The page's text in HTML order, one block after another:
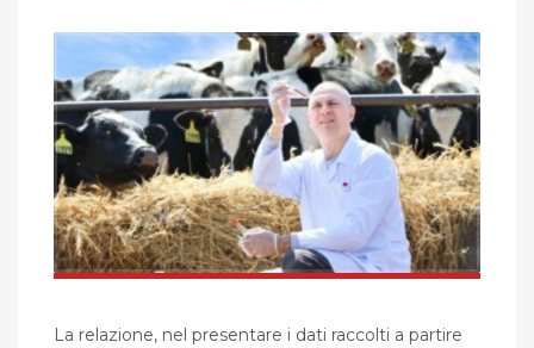
La relazione, nel presentare i dati raccolti a partire